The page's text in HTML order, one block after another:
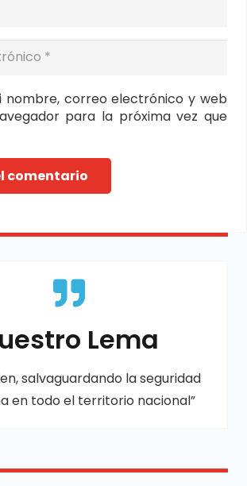
nombre, correo electrónico y web
para la próxima vez que
comentario
Lema
salvaguardando la seguridad
en todo el territorio nacional”